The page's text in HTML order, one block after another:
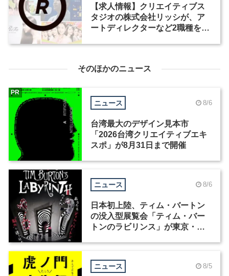
【求人情報】クリエイティブス
タジオの株式会社リッシが、ア
ートディレクターなど2職種を募
そのほかのニュース
ニュース 8/6
台湾最大のデザイン見本市
「2026台湾クリエイティブエキ
スポ」が8月31日まで開催
PR
ニュース 8/6
日本初上陸、ティム・バートン
の没入型展覧会「ティム・バー
トンのラビリンス」が東京・豊
ニュース 8/5